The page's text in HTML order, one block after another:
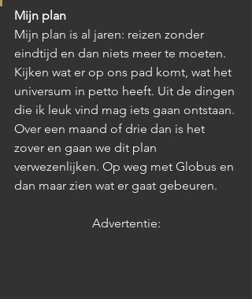
Mijn plan
Mijn plan is al jaren: reizen zonder
eindtijd en dan niets meer te moeten.
Kijken wat er op ons pad komt, wat het
universum in petto heeft. Uit de dingen
die ik leuk vind mag iets gaan ontstaan.
Over een maand of drie dan is het
zover en gaan we dit plan
verwezenlijken. Op weg met Globus en
dan maar zien wat er gaat gebeuren.
Advertentie: